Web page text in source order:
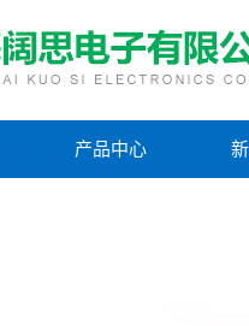
产品中心